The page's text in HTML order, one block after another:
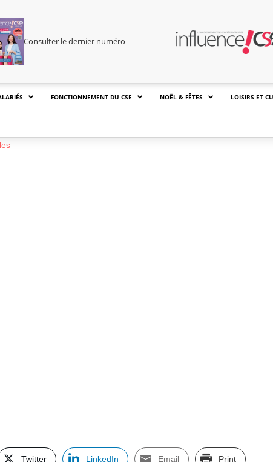
Consulter le dernier numéro
FONCTIONNEMENT DU CSE NOËL & FÊTES LOISIRS ET
Twitter LinkedIn Email Print